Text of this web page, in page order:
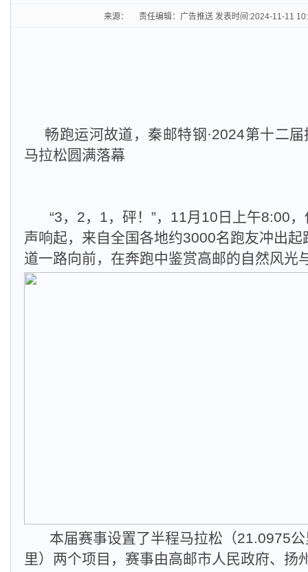
来源： 责任编辑：广告推送 发表时间:2024-11-11
畅跑运河故道，秦邮特钢·2024第十二
马拉松圆满落幕
“3，2，1，砰！”，11月10日上午8:00
声响起，来自全国各地约3000名跑友冲出
道一路向前，在奔跑中鉴赏高邮的自然风光
本届赛事设置了半程马拉松（21.0975
里）两个项目，赛事由高邮市人民政府、扬